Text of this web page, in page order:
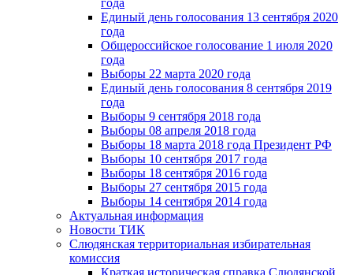
года
Единый день голосования 13 сентября 2020
года
Общероссийское голосование 1 июля 2020
года
Выборы 22 марта 2020 года
Единый день голосования 8 сентября 2019
года
Выборы 9 сентября 2018 года
Выборы 08 апреля 2018 года
Выборы 18 марта 2018 года Президент РФ
Выборы 10 сентября 2017 года
Выборы 18 сентября 2016 года
Выборы 27 сентября 2015 года
Выборы 14 сентября 2014 года
Актуальная информация
Новости ТИК
Слюдянская территориальная избирательная
комиссия
Краткая историческая справка Слюдянской